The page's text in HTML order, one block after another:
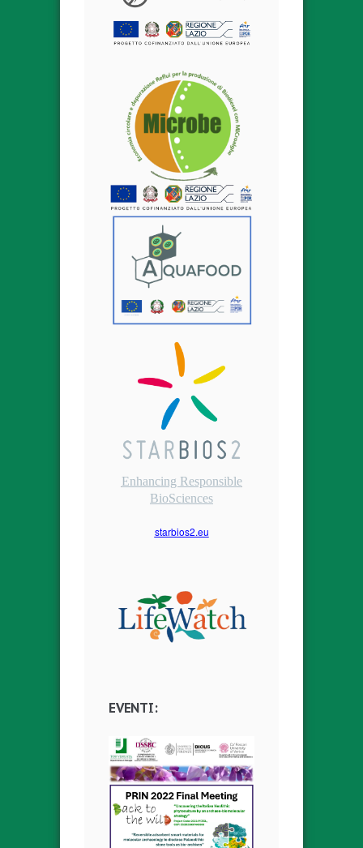
Enhancing Responsible
BioSciences
starbios2.eu
EVENTI: